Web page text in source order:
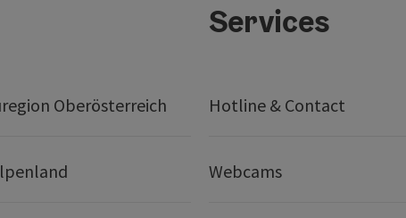
Oberösterreich
Services
Hotline & Contact
Webcams